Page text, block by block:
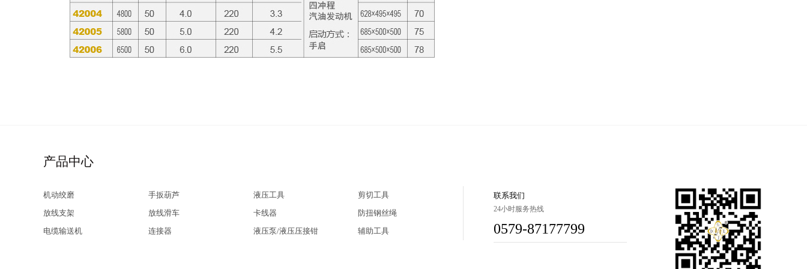
产品中心
机动绞磨 手扳葫芦 液压工具
剪切工具
放线支架
放线滑车 卡线器
防扭钢丝绳
电缆输送机
连接器 液压泵/液压压接钳 辅助工具
联系我们
24小时服务热线
0579-87177799